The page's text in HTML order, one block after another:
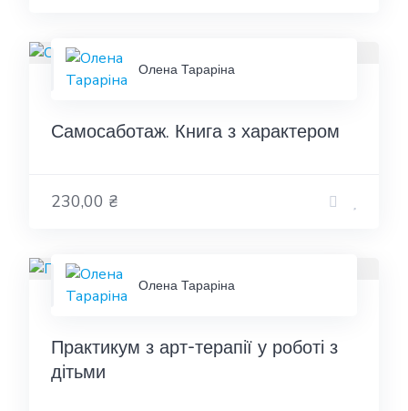
Олена Тараріна
Самосаботаж. Книга з характером
230,00 ₴
Олена Тараріна
Практикум з арт-терапії у роботі з
дітьми